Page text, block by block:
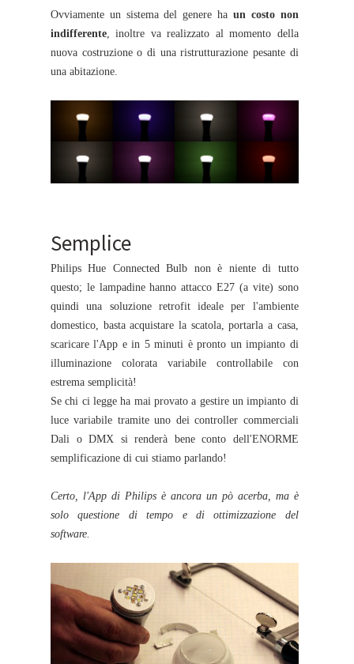
Ovviamente un sistema del genere ha un costo non
indifferente, inoltre va realizzato al momento della
nuova costruzione o di una ristrutturazione pesante di
una abitazione.
Semplice
Philips Hue Connected Bulb non è niente di tutto
questo; le lampadine hanno attacco E27 (a vite) sono
quindi una soluzione retrofit ideale per l'ambiente
domestico, basta acquistare la scatola, portarla a casa,
scaricare l'App e in 5 minuti è pronto un impianto di
illuminazione colorata variabile controllabile con
estrema semplicità!
Se chi ci legge ha mai provato a gestire un impianto di
luce variabile tramite uno dei controller commerciali
Dali o DMX si renderà bene conto dell'ENORME
semplificazione di cui stiamo parlando!
Certo, l'App di Philips è ancora un pò acerba, ma è
solo questione di tempo e di ottimizzazione del
software.